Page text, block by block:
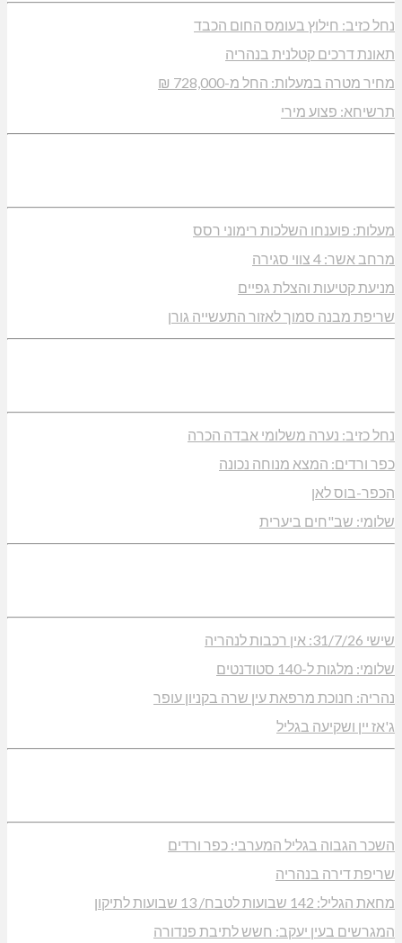
נחל כזיב: חילוץ בעומס החום הכבד
תאונת דרכים קטלנית בנהריה
מחיר מטרה במעלות: החל מ-728,000 ₪
תרשיחא: פצוע מירי
מעלות: פוענחו השלכות רימוני רסס
מרחב אשר: 4 צווי סגירה
מניעת קטיעות והצלת גפיים
שריפת מבנה סמוך לאזור התעשייה גורן
נחל כזיב: נערה משלומי אבדה הכרה
כפר ורדים: המצא מנוחה נכונה
הכפר-בוס לאן
שלומי: שב"חים ביערית
שישי 31/7/26: אין רכבות לנהריה
שלומי: מלגות ל-140 סטודנטים
נהריה: חנוכת מרפאת עין שרה בקניון עופר
ג'אז יין ושקיעה בגליל
השכר הגבוה בגליל המערבי: כפר ורדים
שריפת דירה בנהריה
מחאת הגליל: 142 שבועות לטבח/ 13 שבועות לתיקון
המגרשים בעין יעקב: חשש לתיבת פנדורה